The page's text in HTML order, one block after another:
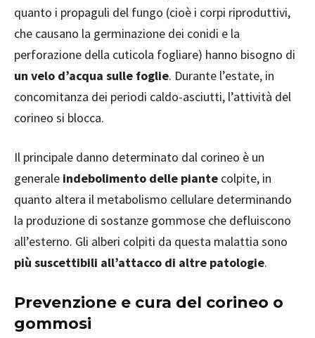
quanto i propaguli del fungo (cioè i corpi riproduttivi,
che causano la germinazione dei conidi e la
perforazione della cuticola fogliare) hanno bisogno di
un velo d’acqua sulle foglie. Durante l’estate, in
concomitanza dei periodi caldo-asciutti, l’attività del
corineo si blocca.
Il principale danno determinato dal corineo è un
generale indebolimento delle piante colpite, in
quanto altera il metabolismo cellulare determinando
la produzione di sostanze gommose che defluiscono
all’esterno. Gli alberi colpiti da questa malattia sono
più suscettibili all’attacco di altre patologie.
Prevenzione e cura del corineo o
gommosi